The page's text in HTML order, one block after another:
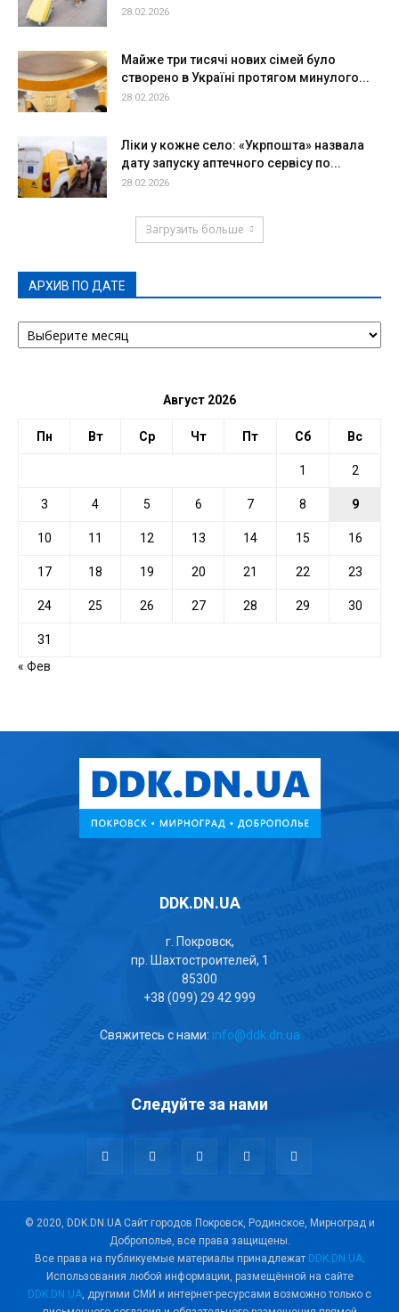
28.02.2026
Майже три тисячі нових сімей було
створено в Україні протягом минулого...
28.02.2026
Ліки у кожне село: «Укрпошта» назвала
дату запуску аптечного сервісу по...
28.02.2026
Загрузить больше
АРХИВ ПО ДАТЕ
АРХИВ
ПО
Август 2026
Пн Вт Ср Чт Пт Сб Вс
1 2
3 4 5 6 7 8 9
10 11 12 13 14 15 16
17 18 19 20 21 22 23
24 25 26 27 28 29 30
31
« Фев
DDK.DN.UA
г. Покровск,
пр. Шахтостроителей, 1
85300
+38 (099) 29 42 999
Свяжитесь с нами: info@ddk.dn.ua
Следуйте за нами
© 2020, DDK.DN.UA Сайт городов Покровск, Родинское, Мирноград и
Доброполье, все права защищены.
Все права на публикуемые материалы принадлежат DDK.DN.UA.
Использования любой информации, размещённой на сайте
DDK.DN.UA, другими СМИ и интернет-ресурсами возможно только с